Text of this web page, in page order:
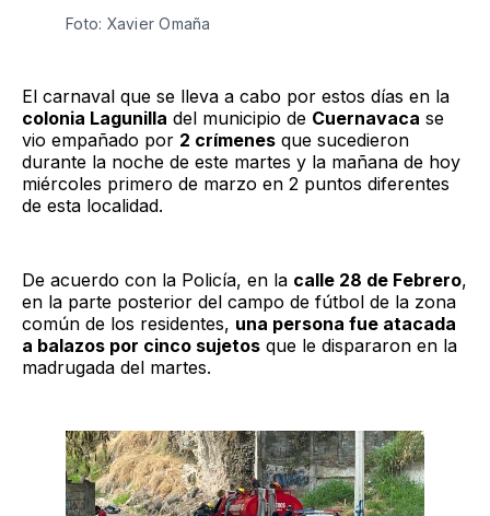
Foto: Xavier Omaña
El carnaval que se lleva a cabo por estos días en la
colonia Lagunilla del municipio de Cuernavaca se
vio empañado por 2 crímenes que sucedieron
durante la noche de este martes y la mañana de hoy
miércoles primero de marzo en 2 puntos diferentes
de esta localidad.
De acuerdo con la Policía, en la calle 28 de Febrero,
en la parte posterior del campo de fútbol de la zona
común de los residentes, una persona fue atacada
a balazos por cinco sujetos que le dispararon en la
madrugada del martes.